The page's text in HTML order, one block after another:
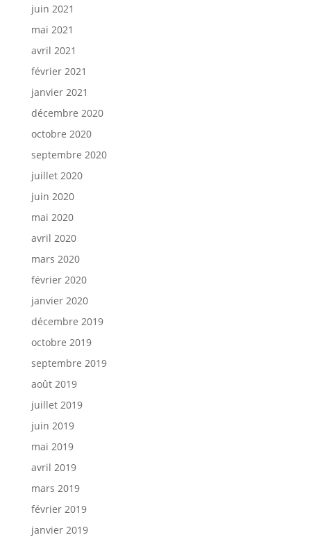
juin 2021
mai 2021
avril 2021
février 2021
janvier 2021
décembre 2020
octobre 2020
septembre 2020
juillet 2020
juin 2020
mai 2020
avril 2020
mars 2020
février 2020
janvier 2020
décembre 2019
octobre 2019
septembre 2019
août 2019
juillet 2019
juin 2019
mai 2019
avril 2019
mars 2019
février 2019
janvier 2019